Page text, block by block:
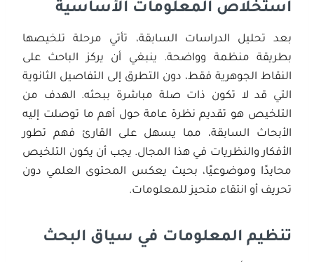
استخلاص المعلومات الأساسية
بعد تحليل الدراسات السابقة، تأتي مرحلة تلخيصها
بطريقة منظمة وواضحة. ينبغي أن يركز الباحث على
النقاط الجوهرية فقط، دون التطرق إلى التفاصيل الثانوية
التي قد لا تكون ذات صلة مباشرة ببحثه. الهدف من
التلخيص هو تقديم نظرة عامة حول أهم ما توصلت إليه
الأبحاث السابقة، مما يسهل على القارئ فهم تطور
الأفكار والنظريات في هذا المجال. يجب أن يكون التلخيص
محايدًا وموضوعيًا، بحيث يعكس المحتوى العلمي دون
تحريف أو انتقاء متحيز للمعلومات.
تنظيم المعلومات في سياق البحث